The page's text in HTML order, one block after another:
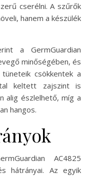
cserélni. A szűrők
hanem a készülék
a GermGuardian
minőségében, és
csökkentek a
keltett zajszint is
alig észlelhető, míg a
hangos.
AC4825
hátrányai. Az egyik